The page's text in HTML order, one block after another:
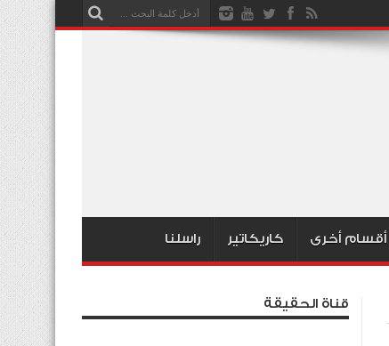
أقسام أخرى كاريكاتير راسلنا
قناة الحقيقة